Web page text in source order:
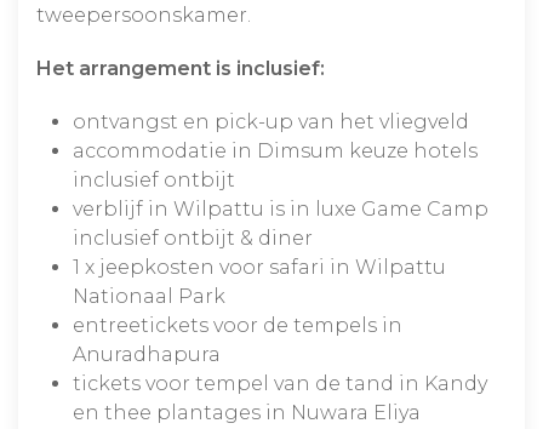
tweepersoonskamer.
Het arrangement is inclusief:
ontvangst en pick-up van het vliegveld
accommodatie in Dimsum keuze hotels
inclusief ontbijt
verblijf in Wilpattu is in luxe Game Camp
inclusief ontbijt & diner
1 x jeepkosten voor safari in Wilpattu
Nationaal Park
entreetickets voor de tempels in
Anuradhapura
tickets voor tempel van de tand in Kandy
en thee plantages in Nuwara Eliya